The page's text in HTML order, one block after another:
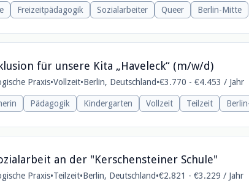
Freizeitpädagogik Sozialarbeiter Queer Berlin-Mitte
für unsere Kita „Haveleck“ (m/w/d)
Praxis•Vollzeit•Berlin, Deutschland•€3.770 - €4.453 / Jahr
Pädagogik Kindergarten Vollzeit Teilzeit
an der "Kerschensteiner Schule"
Praxis•Teilzeit•Berlin, Deutschland•€2.821 - €3.229 / Jahr